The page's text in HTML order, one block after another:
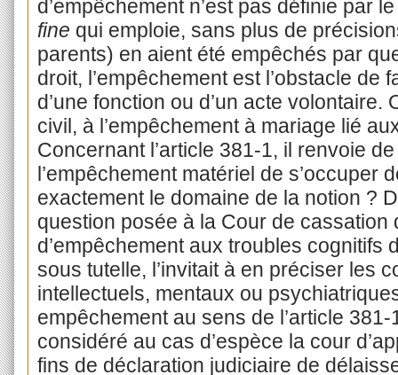
d’empêchement n’est pas définie par
fine qui emploie, sans plus de
parents) en aient été empêchés par
droit, l’empêchement est l’obstacle de
d’une fonction ou d’un acte
civil, à l’empêchement à mariage lié
Concernant l’article 381-1, il renvoie
l’empêchement matériel de s’occuper
exactement le domaine de la notion ?
question posée à la Cour de cassation
d’empêchement aux troubles cognitifs
sous tutelle, l’invitait à en préciser les
intellectuels, mentaux ou
empêchement au sens de l’article 381-
considéré au cas d’espèce la cour
fins de déclaration judiciaire de